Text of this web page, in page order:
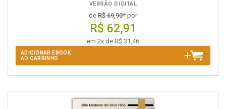
VERSÃO DIGITAL
de R$ 69,90* por
R$ 62,91
em 2x de R$ 31,46
ADICIONAR EBOOK
AO CARRINHO